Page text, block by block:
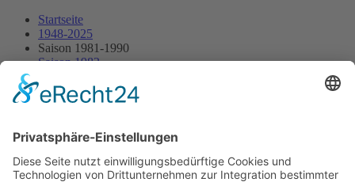
Startseite
1948-2025
Saison 1981-1990
Saison 1982
13.06.1982 - Heilbronn
Streckenskizze